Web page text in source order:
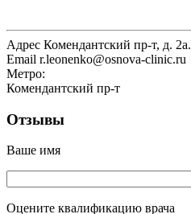
Адрес Комендантский пр-т, д. 2а.
Email r.leonenko@osnova-clinic.ru
Метро:
Комендантский пр-т
Отзывы
Ваше имя
Оцените квалификацию врача